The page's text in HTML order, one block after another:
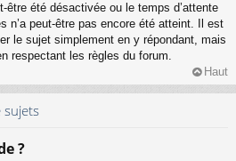
être été désactivée ou le temps d’attente
n’a peut-être pas encore été atteint. Il est
le sujet simplement en y répondant, mais
respectant les règles du forum.
Haut
sujets
?